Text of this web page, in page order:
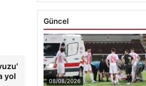
yol
Güncel
08/08/2026